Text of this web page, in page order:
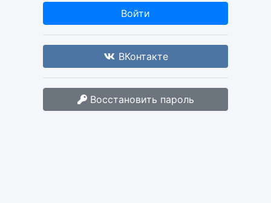
Войти
ВКонтакте
Восстановить пароль